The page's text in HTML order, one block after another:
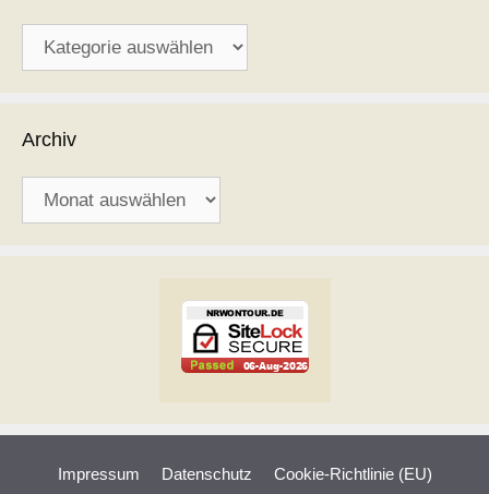
Archiv
Impressum Datenschutz Cookie-Richtlinie (EU)